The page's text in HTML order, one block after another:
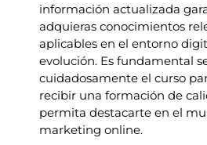
información actualizada
adquieras conocimientos
aplicables en el entorno
evolución. Es fundamental
cuidadosamente el curso
recibir una formación de
permita destacarte en el
marketing online.